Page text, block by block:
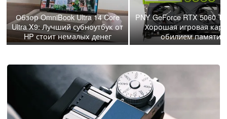
Обзор OmniBook Ultra 14 Core
Ultra X9: Лучший субноутбук от
HP стоит немалых денег
PNY GeForce RTX 5060
Хорошая игровая
обилием памяти